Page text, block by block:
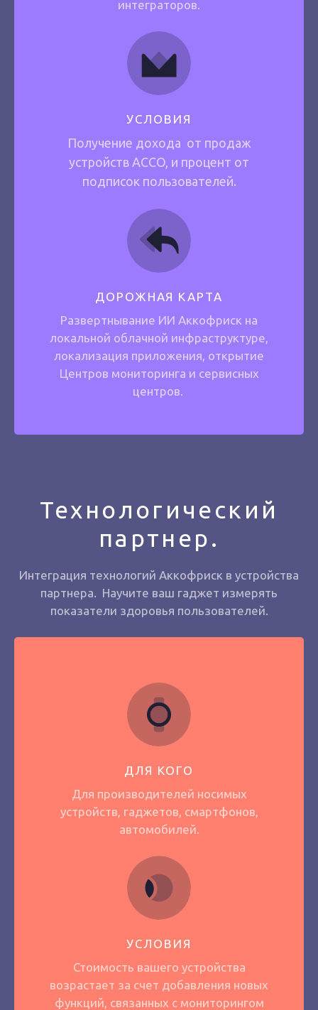
интеграторов.
УСЛОВИЯ
Получение дохода от продаж
устройств ACCO, и процент от
подписок пользователей.
ДОРОЖНАЯ КАРТА
Развертнывание ИИ Аккофриск на
локальной облачной инфраструктуре,
локализация приложения, открытие
Центров мониторинга и сервисных
центров.
Технологический
партнер.
Интеграция технологий Аккофриск в устройства
партнера. Научите ваш гаджет измерять
показатели здоровья пользователей.
ДЛЯ КОГО
Для производителей носимых
устройств, гаджетов, смартфонов,
автомобилей.
УСЛОВИЯ
Стоимость вашего устройства
возрастает за счет добавления новых
функций, связанных с мониторингом